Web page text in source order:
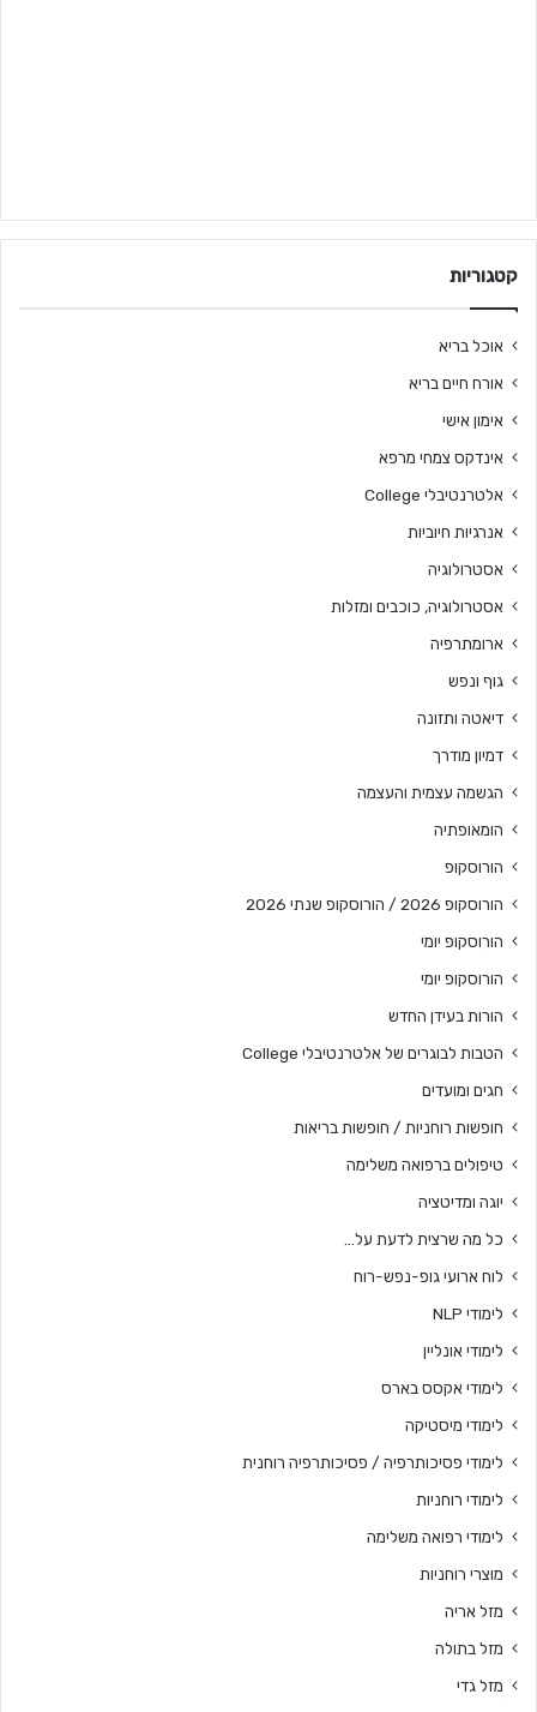
קטגוריות
אוכל בריא
אורח חיים בריא
אימון אישי
אינדקס צמחי מרפא
אלטרנטיבלי College
אנרגיות חיוביות
אסטרולוגיה
אסטרולוגיה, כוכבים ומזלות
ארומתרפיה
גוף ונפש
דיאטה ותזונה
דמיון מודרך
הגשמה עצמית והעצמה
הומאופתיה
הורוסקופ
הורוסקופ 2026 / הורוסקופ שנתי 2026
הורוסקופ יומי
הורוסקופ יומי
הורות בעידן החדש
הטבות לבוגרים של אלטרנטיבלי College
חגים ומועדים
חופשות רוחניות / חופשות בריאות
טיפולים ברפואה משלימה
יוגה ומדיטציה
כל מה שרצית לדעת על…
לוח ארועי גופ-נפש-רוח
לימודי NLP
לימודי אונליין
לימודי אקסס בארס
לימודי מיסטיקה
לימודי פסיכותרפיה / פסיכותרפיה רוחנית
לימודי רוחניות
לימודי רפואה משלימה
מוצרי רוחניות
מזל אריה
מזל בתולה
מזל גדי